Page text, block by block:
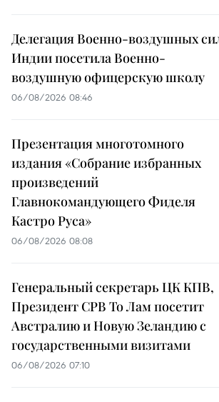
Делегация Военно-воздушных
Индии посетила Военно-
воздушную офицерскую школу
06/08/2026 08:46
Презентация многотомного
издания «Собрание избранных
произведений
Главнокомандующего Фиделя
Кастро Руса»
06/08/2026 08:08
Генеральный секретарь ЦК КПВ,
Президент СРВ То Лам посетит
Австралию и Новую Зеландию с
государственными визитами
06/08/2026 07:10